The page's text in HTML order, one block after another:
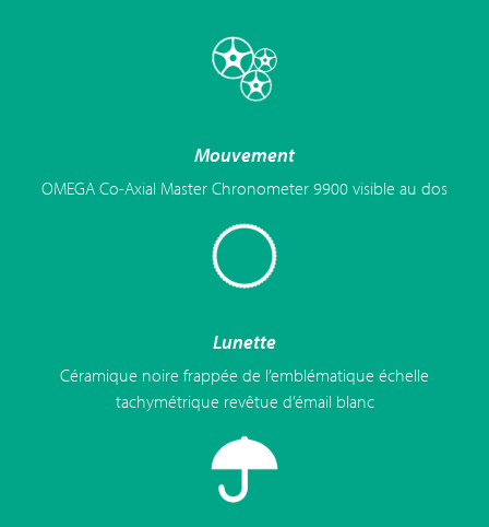
Mouvement
OMEGA Co-Axial Master Chronometer 9900 visible au dos
Lunette
Céramique noire frappée de l’emblématique échelle
tachymétrique revêtue d’émail blanc